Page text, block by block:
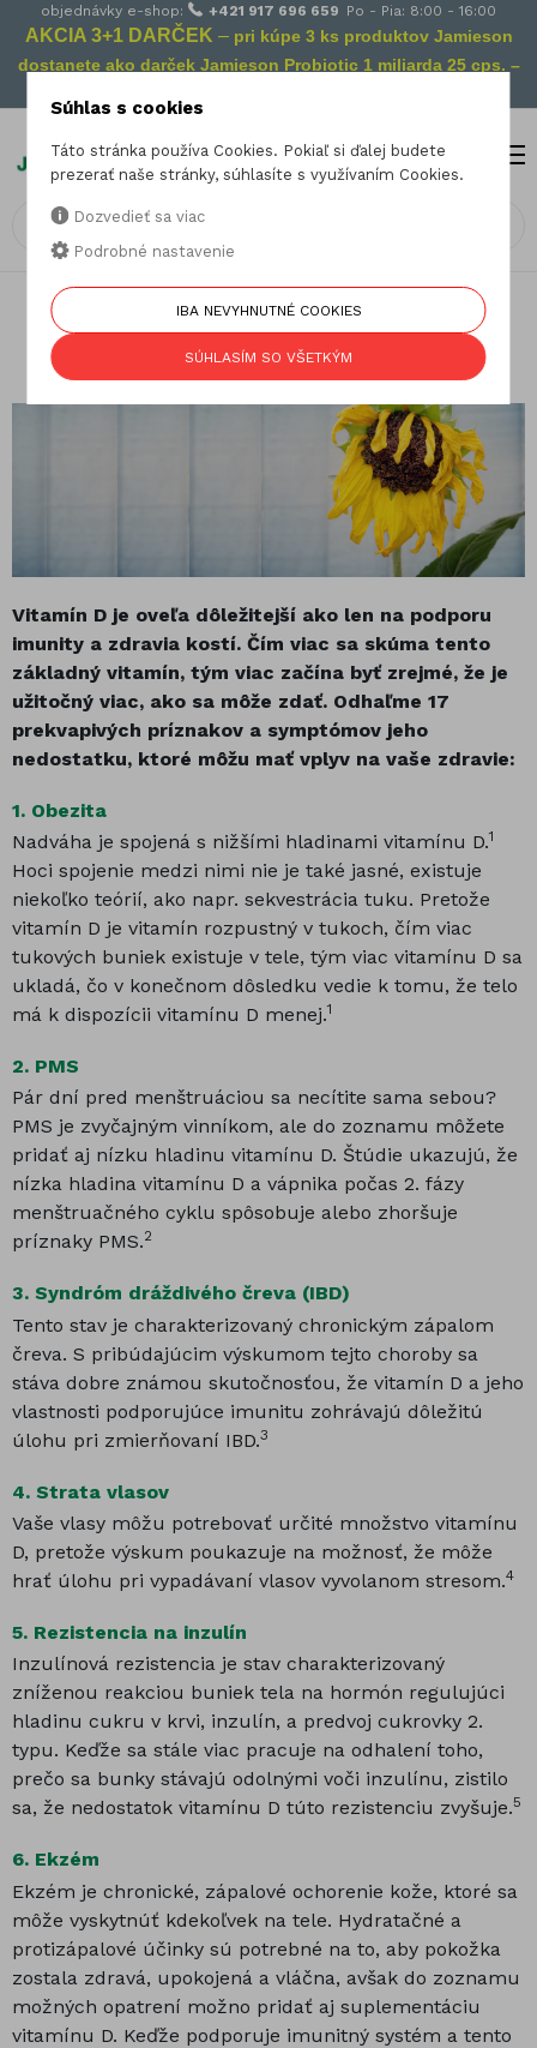
objednávky e-shop: +421 917 696 659 Po - Pia: 8:00 - 16:00
AKCIA 3+1 DARČEK – pri kúpe 3 ks produktov Jamieson
dostanete ako darček Jamieson Probiotic 1 miliarda 25 cps. –
0
17.06.2024
17 príznakov a symptómov nedostatku
vitamínu D
Vitamín D je oveľa dôležitejší ako len na podporu
imunity a zdravia kostí. Čím viac sa skúma tento
základný vitamín, tým viac začína byť zrejmé, že je
užitočný viac, ako sa môže zdať. Odhaľme 17
prekvapivých príznakov a symptómov jeho
nedostatku, ktoré môžu mať vplyv na vaše zdravie:
1. Obezita
Nadváha je spojená s nižšími hladinami vitamínu D.1
Hoci spojenie medzi nimi nie je také jasné, existuje
niekoľko teórií, ako napr. sekvestrácia tuku. Pretože
vitamín D je vitamín rozpustný v tukoch, čím viac
tukových buniek existuje v tele, tým viac vitamínu D sa
ukladá, čo v konečnom dôsledku vedie k tomu, že telo
má k dispozícii vitamínu D menej.1
2. PMS
Pár dní pred menštruáciou sa necítite sama sebou?
PMS je zvyčajným vinníkom, ale do zoznamu môžete
pridať aj nízku hladinu vitamínu D. Štúdie ukazujú, že
nízka hladina vitamínu D a vápnika počas 2. fázy
menštruačného cyklu spôsobuje alebo zhoršuje
príznaky PMS.2
3. Syndróm dráždivého čreva (IBD)
Tento stav je charakterizovaný chronickým zápalom
čreva. S pribúdajúcim výskumom tejto choroby sa
stáva dobre známou skutočnosťou, že vitamín D a jeho
vlastnosti podporujúce imunitu zohrávajú dôležitú
úlohu pri zmierňovaní IBD.3
4. Strata vlasov
Vaše vlasy môžu potrebovať určité množstvo vitamínu
D, pretože výskum poukazuje na možnosť, že môže
hrať úlohu pri vypadávaní vlasov vyvolanom stresom.4
5. Rezistencia na inzulín
Inzulínová rezistencia je stav charakterizovaný
zníženou reakciou buniek tela na hormón regulujúci
hladinu cukru v krvi, inzulín, a predvoj cukrovky 2.
typu. Keďže sa stále viac pracuje na odhalení toho,
prečo sa bunky stávajú odolnými voči inzulínu, zistilo
sa, že nedostatok vitamínu D túto rezistenciu zvyšuje.5
6. Ekzém
Ekzém je chronické, zápalové ochorenie kože, ktoré sa
môže vyskytnúť kdekoľvek na tele. Hydratačné a
protizápalové účinky sú potrebné na to, aby pokožka
zostala zdravá, upokojená a vláčna, avšak do zoznamu
možných opatrení možno pridať aj suplementáciu
vitamínu D. Keďže podporuje imunitný systém a tento
Súhlas s cookies
Táto stránka používa Cookies. Pokiaľ si ďalej budete
prezerať naše stránky, súhlasíte s využívaním Cookies.
Dozvedieť sa viac
Podrobné nastavenie
IBA NEVYHNUTNÉ COOKIES
SÚHLASÍM SO VŠETKÝM